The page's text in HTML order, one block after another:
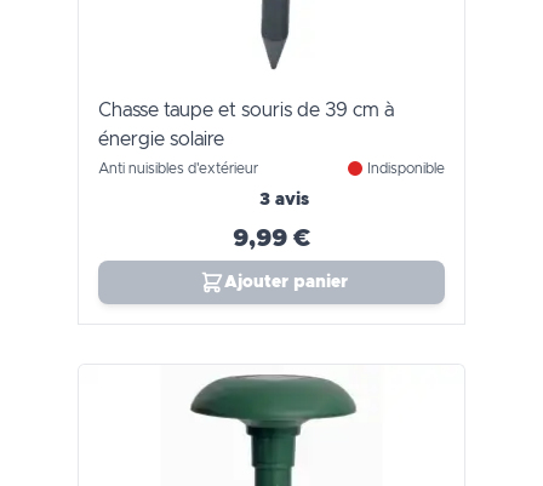
Chasse taupe et souris de 39 cm à
énergie solaire
Anti nuisibles d'extérieur Indisponible
3 avis
9,99 €
Ajouter panier